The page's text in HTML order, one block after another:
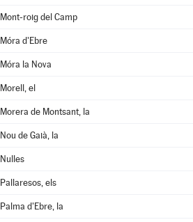
Mont-roig del Camp
Móra d'Ebre
Móra la Nova
Morell, el
Morera de Montsant, la
Nou de Gaià, la
Nulles
Pallaresos, els
Palma d'Ebre, la